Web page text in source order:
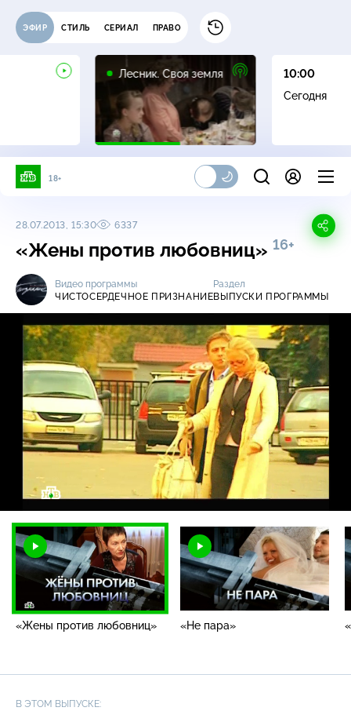
ЭФИР СТИЛЬ СЕРИАЛ ПРАВО
Лесник. Своя земля
16+
10:00
Сегодня
18+
28.07.2013, 15:30 6337
«Жены против любовниц» 16+
Видео программы
ЧИСТОСЕРДЕЧНОЕ ПРИЗНАНИЕ
Раздел
ВЫПУСКИ ПРОГРАММЫ
/
Загрузка
«Жены против любовниц» «Не пара»
В ЭТОМ ВЫПУСКЕ: